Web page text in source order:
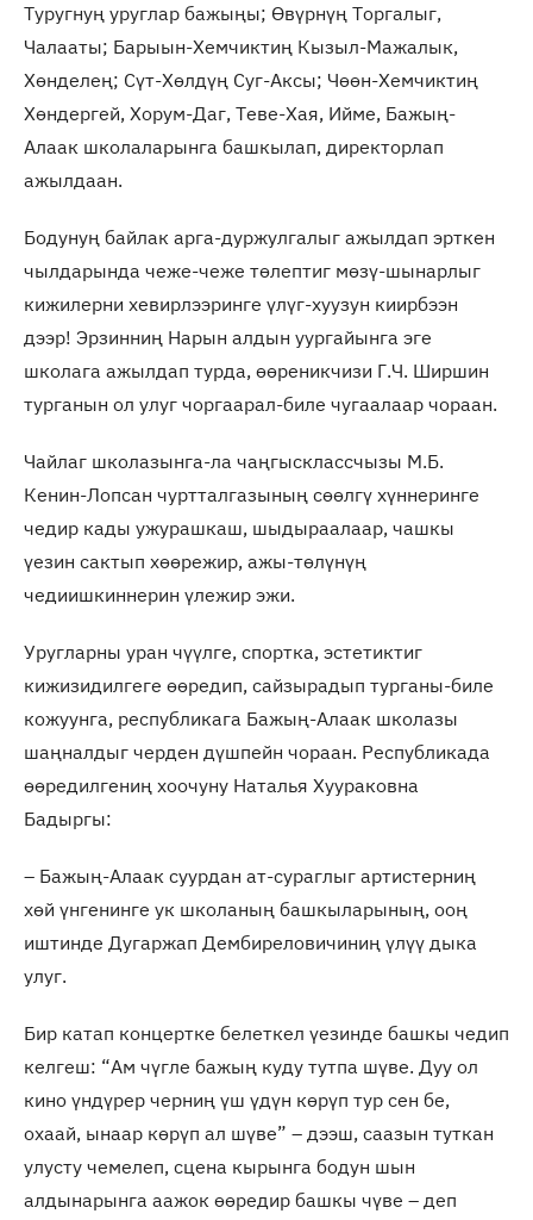
Туругнуң уруглар бажыңы; Өвүрнүң Торгалыг,
Чалааты; Барыын-Хемчиктиң Кызыл-Мажалык,
Хөнделең; Сүт-Хөлдүң Суг-Аксы; Чөөн-Хемчиктиң
Хөндергей, Хорум-Даг, Теве-Хая, Ийме, Бажың-
Алаак школаларынга башкылап, директорлап
ажылдаан.
Бодунуң байлак арга-дуржулгалыг ажылдап эрткен
чылдарында чеже-чеже төлептиг мөзү-шынарлыг
кижилерни хевирлээринге үлүг-хуузун киирбээн
дээр! Эрзинниң Нарын алдын уургайынга эге
школага ажылдап турда, өөреникчизи Г.Ч. Ширшин
турганын ол улуг чоргаарал-биле чугаалаар чораан.
Чайлаг школазынга-ла чаңгысклассчызы М.Б.
Кенин-Лопсан чуртталгазының сөөлгү хүннеринге
чедир кады ужурашкаш, шыдыраалаар, чашкы
үезин сактып хөөрежир, ажы-төлүнүң
чедиишкиннерин үлежир эжи.
Уругларны уран чүүлге, спортка, эстетиктиг
кижизидилгеге өөредип, сайзырадып турганы-биле
кожуунга, республикага Бажың-Алаак школазы
шаңналдыг черден дүшпейн чораан. Республикада
өөредилгениң хоочуну Наталья Хуураковна
Бадыргы:
– Бажың-Алаак суурдан ат-сураглыг артистерниң
хөй үнгенинге ук школаның башкыларының, ооң
иштинде Дугаржап Дембиреловичиниң үлүү дыка
улуг.
Бир катап концертке белеткел үезинде башкы чедип
келгеш: “Ам чүгле бажың куду тутпа шүве. Дуу ол
кино үндүрер черниң үш үдүн көрүп тур сен бе,
охаай, ынаар көрүп ал шүве” – дээш, саазын туткан
улусту чемелеп, сцена кырынга бодун шын
алдынарынга аажок өөредир башкы чүве – деп